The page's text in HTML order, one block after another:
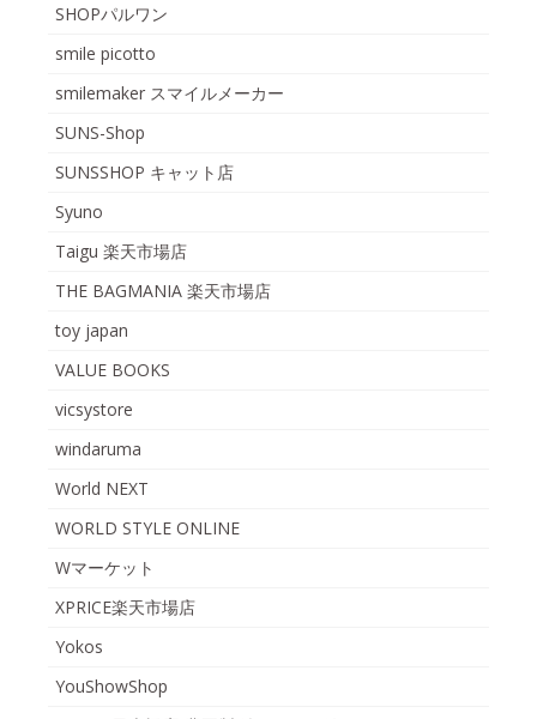
SHOPパルワン
smile picotto
smilemaker スマイルメーカー
SUNS-Shop
SUNSSHOP キャット店
Syuno
Taigu 楽天市場店
THE BAGMANIA 楽天市場店
toy japan
VALUE BOOKS
vicsystore
windaruma
World NEXT
WORLD STYLE ONLINE
Wマーケット
XPRICE楽天市場店
Yokos
YouShowShop